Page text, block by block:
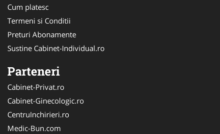
Cum platesc
Termeni si Conditii
Preturi Abonamente
Sustine Cabinet-Individual.ro
Parteneri
Cabinet-Privat.ro
Cabinet-Ginecologic.ro
CentruInchirieri.ro
Medic-Bun.com